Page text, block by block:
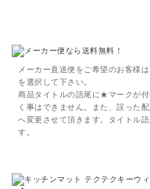
メーカー直送便をご希望のお客様
を選択して下さい。
商品タイトルの語尾に★マークが
く事はできません。また、誤った
へ変更させて頂きます。タイトル
す。